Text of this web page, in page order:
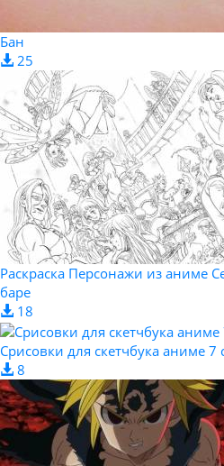
Бан
25
Раскраска Персонажи из аниме
баре
18
Срисовки для скетчбука аниме 7
8